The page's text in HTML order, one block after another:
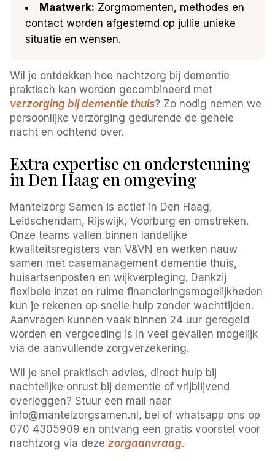
Maatwerk: Zorgmomenten, methodes en
contact worden afgestemd op jullie unieke
situatie en wensen.
Wil je ontdekken hoe nachtzorg bij dementie
praktisch kan worden gecombineerd met
verzorging bij dementie thuis? Zo nodig nemen we
persoonlijke verzorging gedurende de gehele
nacht en ochtend over.
Extra expertise en ondersteuning
in Den Haag en omgeving
Mantelzorg Samen is actief in Den Haag,
Leidschendam, Rijswijk, Voorburg en omstreken.
Onze teams vallen binnen landelijke
kwaliteitsregisters van V&VN en werken nauw
samen met casemanagement dementie thuis,
huisartsenposten en wijkverpleging. Dankzij
flexibele inzet en ruime financieringsmogelijkheden
kun je rekenen op snelle hulp zonder wachttijden.
Aanvragen kunnen vaak binnen 24 uur geregeld
worden en vergoeding is in veel gevallen mogelijk
via de aanvullende zorgverzekering.
Wil je snel praktisch advies, direct hulp bij
nachtelijke onrust bij dementie of vrijblijvend
overleggen? Stuur een mail naar
info@mantelzorgsamen.nl, bel of whatsapp ons op
070 4305909 en ontvang een gratis voorstel voor
nachtzorg via dezezorgaanvraag.